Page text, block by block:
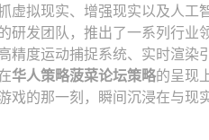
虚拟现实、增强现实以及人工
研发团队，推出了一系列行业
精度运动捕捉系统、实时渲染
华人策略菠菜论坛策略的呈现
戏的那一刻，瞬间沉浸在与现